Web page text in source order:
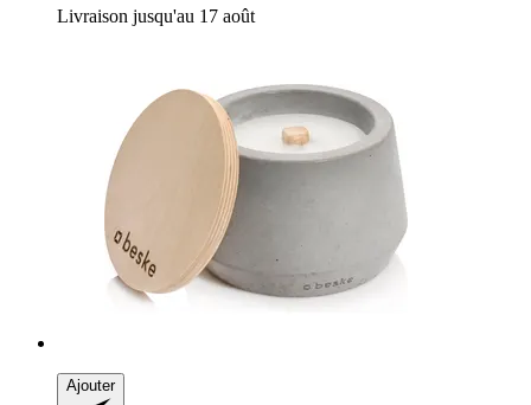
Livraison jusqu'au 17 août
Ajouter